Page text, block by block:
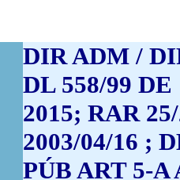
DIR ADM /
DL 558/99 DE
2015; RAR
2003/04/16 ;
PÚB ART 5-A